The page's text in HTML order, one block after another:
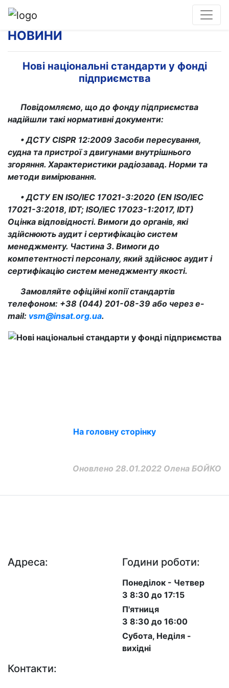
НОВИНИ
Нові національні стандарти у фонді
підприємства
Повідомляємо, що до фонду підприємства
надійшли такі нормативні документи:
• ДСТУ CISPR 12:2009 Засоби пересування,
судна та пристрої з двигунами внутрішнього
згоряння. Характеристики радіозавад. Норми та
методи вимірювання.
• ДСТУ EN ISO/IEC 17021-3:2020 (EN ISO/IEC
17021-3:2018, IDT; ISO/IEC 17023-1:2017, IDT)
Оцінка відповідності. Вимоги до органів, які
здійснюють аудит і сертифікацію систем
менеджменту. Частина 3. Вимоги до
компетентності персоналу, який здійснює аудит і
сертифікацію систем менеджменту якості.
Замовляйте офіційні копії стандартів
телефоном: +38 (044) 201-08-39 або через e-
mail: vsm@insat.org.ua.
На головну сторінку
Оновлено 28.01.2022 Олена БОЙКО
Адреса: Години роботи:
Понеділок - Четвер
З 8:30 до 17:15
П'ятниця
З 8:30 до 16:00
Субота, Неділя -
вихідні
Контакти: